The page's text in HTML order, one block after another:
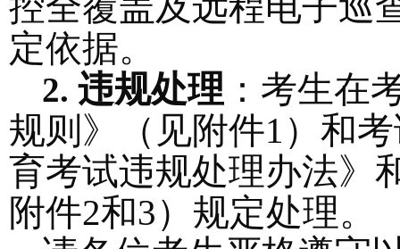
定依据。
2. 违规处理 ：考生在
规则》
（ 见附件1 ） 和
育考试违规处理办法》
附件2和3） 规定处理。